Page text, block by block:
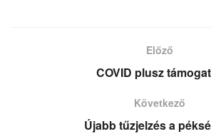
Előző
COVID plusz
Következő
Újabb tűzjelzés a